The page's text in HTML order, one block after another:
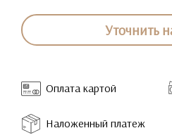
Уточнить
Оплата картой
Наложенный платеж